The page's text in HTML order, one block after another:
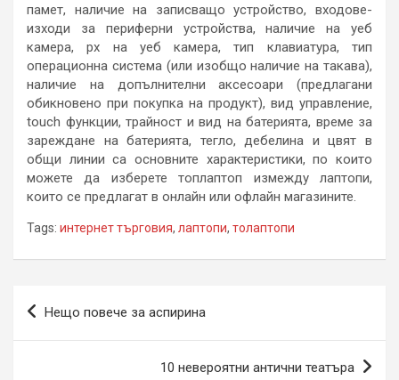
памет, наличие на записващо устройство, входове-
изходи за периферни устройства, наличие на уеб
камера, px на уеб камера, тип клавиатура, тип
операционна система (или изобщо наличие на такава),
наличие на допълнителни аксесоари (предлагани
обикновено при покупка на продукт), вид управление,
touch функции, трайност и вид на батерията, време за
зареждане на батерията, тегло, дебелина и цвят в
общи линии са основните характеристики, по които
можете да изберете топлаптоп измежду лаптопи,
които се предлагат в онлайн или офлайн магазините.
Tags: интернет търговия, лаптопи, толаптопи
Навигация
Нещо повече за аспирина
10 невероятни антични театъра